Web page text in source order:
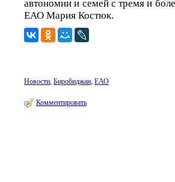
автономии и семей с тремя и
ЕАО Мария Костюк.
Новости, Биробиджан, ЕАО
Комментировать